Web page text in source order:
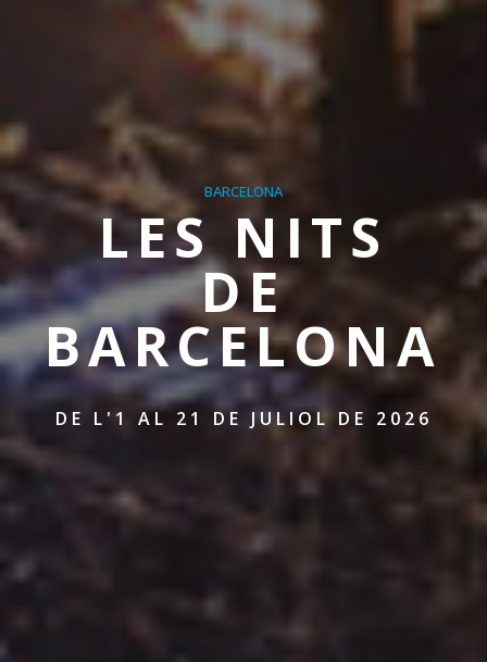
BARCELONA
LES NITS
DE
BARCELONA
DE L'1 AL 21 DE JULIOL DE 2026